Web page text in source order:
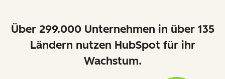
Über 299.000 Unternehmen in über 135
Ländern nutzen HubSpot für ihr
Wachstum.